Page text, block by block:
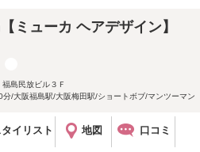
ミューカ ヘアデザイン】
島民放ビル３Ｆ
/大阪福島駅/大阪梅田駅/ショートボブ/マンツーマン
タイリスト 地図 口コミ